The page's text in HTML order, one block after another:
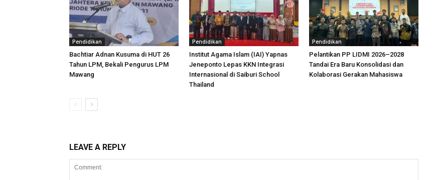
Pendidikan
Bachtiar Adnan Kusuma di HUT 26
Tahun LPM, Bekali Pengurus LPM
Mawang
Pendidikan
Institut Agama Islam (IAI) Yapnas
Jeneponto Lepas KKN Integrasi
Internasional di Saiburi School
Thailand
Pendidikan
Pelantikan PP LIDMI 2026–2028
Tandai Era Baru Konsolidasi dan
Kolaborasi Gerakan Mahasiswa
LEAVE A REPLY